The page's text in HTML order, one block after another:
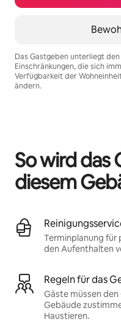
Das Gastgeben unterliegt
Einschränkungen, die sich
Verfügbarkeit der
ändern.
So wird das
diesem
Terminplanung für
den Aufenthalten
Regeln für das
Gäste müssen
Gebäude
Haustieren.